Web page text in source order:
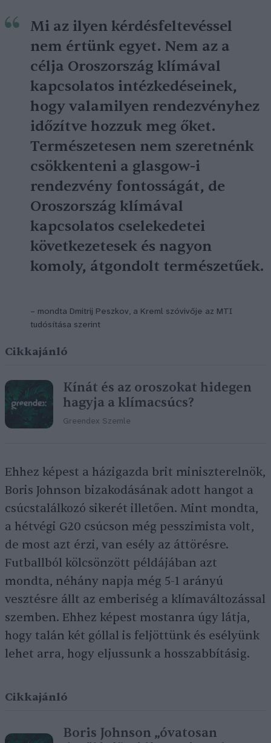
Mi az ilyen kérdésfeltevéssel
nem értünk egyet. Nem az a
célja Oroszország klímával
kapcsolatos intézkedéseinek,
hogy valamilyen rendezvényhez
időzítve hozzuk meg őket.
Természetesen nem szeretnénk
csökkenteni a glasgow-i
rendezvény fontosságát, de
Oroszország klímával
kapcsolatos cselekedetei
következetesek és nagyon
komoly, átgondolt természetűek.
– mondta Dmitrij Peszkov, a Kreml szóvivője az MTI
tudósítása szerint
Cikkajánló
Kínát és az oroszokat hidegen
hagyja a klímacsúcs?
Greendex Szemle
Ehhez képest a házigazda brit miniszterelnök,
Boris Johnson bizakodásának adott hangot a
csúcstalálkozó sikerét illetően. Mint mondta,
a hétvégi G20 csúcson még pesszimista volt,
de most azt érzi, van esély az áttörésre.
Futballból kölcsönzött példájában azt
mondta, néhány napja még 5-1 arányú
vesztésre állt az emberiség a klímaváltozással
szemben. Ehhez képest mostanra úgy látja,
hogy talán két góllal is feljöttünk és esélyünk
lehet arra, hogy eljussunk a hosszabbításig.
Cikkajánló
Boris Johnson „óvatosan